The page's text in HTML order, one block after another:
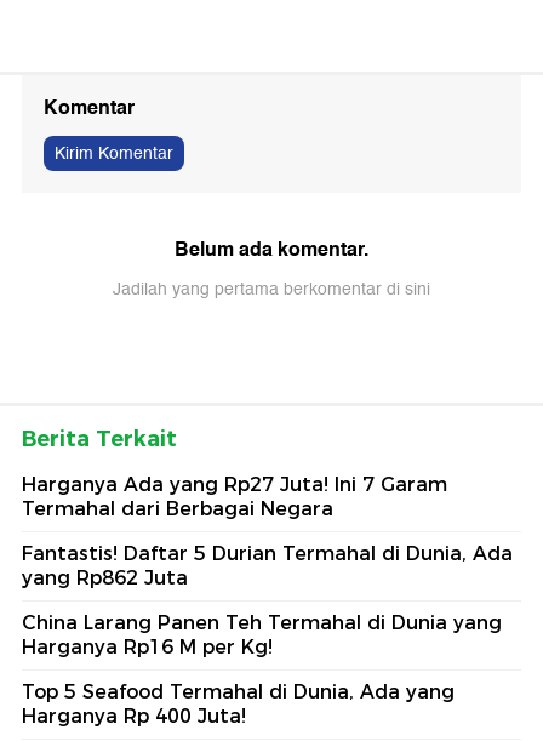
Komentar
Kirim Komentar
Belum ada komentar.
Jadilah yang pertama berkomentar di sini
Berita Terkait
Harganya Ada yang Rp27 Juta! Ini 7 Garam
Termahal dari Berbagai Negara
Fantastis! Daftar 5 Durian Termahal di Dunia, Ada
yang Rp862 Juta
China Larang Panen Teh Termahal di Dunia yang
Harganya Rp16 M per Kg!
Top 5 Seafood Termahal di Dunia, Ada yang
Harganya Rp 400 Juta!